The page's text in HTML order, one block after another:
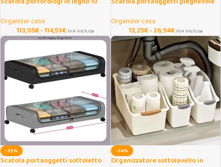
Organizer casa
113,05€-114,53€ IVA Inclusa
Organizer casa
13,25€-26,94€ IVA Inclusa
-35%
Scatola portaoggetti sottoletto
-34%
Organizzatore sottolavello in